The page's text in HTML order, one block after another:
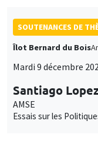
SOUTENANCES DE
Îlot Bernard du Bois
Mardi 9 décembre
Santiago
AMSE
Essais sur les